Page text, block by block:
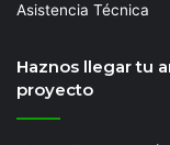
Asistencia Técnica
Haznos llegar tu
proyecto